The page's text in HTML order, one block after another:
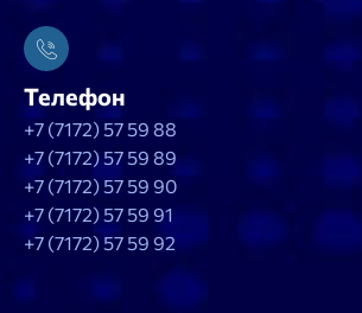
Телефон
+7 (7172) 57 59 88
+7 (7172) 57 59 89
+7 (7172) 57 59 90
+7 (7172) 57 59 91
+7 (7172) 57 59 92